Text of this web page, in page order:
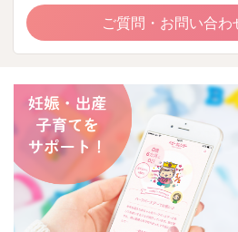
ご質問・お問い合わ